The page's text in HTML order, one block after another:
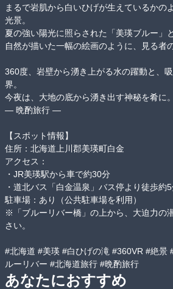
まるで岩肌から白いひげが生えているかの
光景。
夏の強い陽光に照らされた「美瑛ブルー」
自然が描いた一幅の絵画のように、見る者
360度、岩壁から湧き上がる水の躍動と、
界。
今夜は、大地の底から湧き出す神秘を肴に。
― 晩酌旅行 ―
【スポット情報】
住所：北海道上川郡美瑛町白金
アクセス：
・JR美瑛駅から車で約30分
・道北バス「白金温泉」バス停より徒歩約
駐車場：あり（公共駐車場を利用）
※「ブルーリバー橋」の上から、大迫力の
さい。
#北海道 #美瑛 #白ひげの滝 #360VR #絶景
ルーリバー #北海道旅行 #晩酌旅行
あなたにおすすめ